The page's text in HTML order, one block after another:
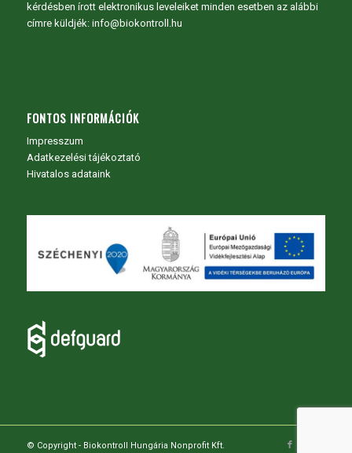
kérdésben írott elektronikus leveleiket minden esetben az alábbi
címre küldjék: info@biokontroll.hu
FONTOS INFORMÁCIÓK
Impresszum
Adatkezelési tájékoztató
Hivatalos adataink
© Copyright - Biokontroll Hungária Nonprofit Kft.